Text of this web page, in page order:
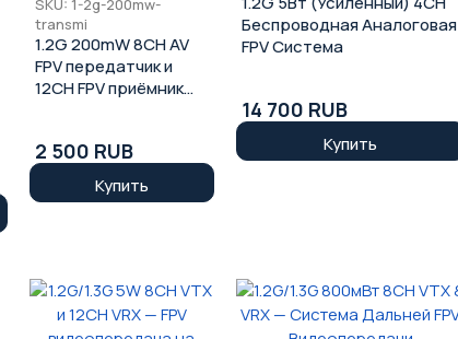
SKU: 1-2g-200mw-
transmi
1.2G 200mW 8CH AV
FPV передатчик и
12CH FPV приёмник
2 500 RUB
Купить
Беспроводная Аналоговая
FPV Система
14 700 RUB
Купить